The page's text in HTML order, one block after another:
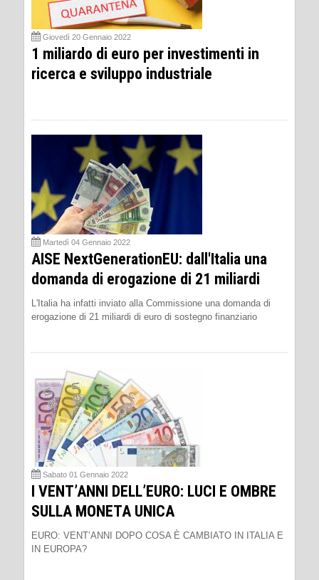
Giovedì 20 Gennaio 2022
1 miliardo di euro per investimenti in
ricerca e sviluppo industriale
Martedì 04 Gennaio 2022
AISE NextGenerationEU: dall'Italia una
domanda di erogazione di 21 miliardi
L'Italia ha infatti inviato alla Commissione una domanda di
erogazione di 21 miliardi di euro di sostegno finanziario
Sabato 01 Gennaio 2022
I VENT’ANNI DELL’EURO: LUCI E OMBRE
SULLA MONETA UNICA
EURO: VENT’ANNI DOPO COSA È CAMBIATO IN ITALIA E
IN EUROPA?